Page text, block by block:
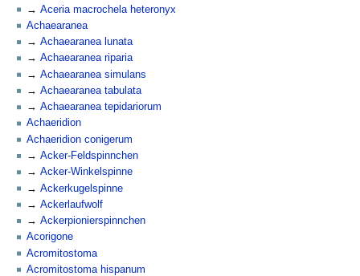
Aceria macrochela heteronyx
Achaearanea
Achaearanea lunata
Achaearanea riparia
Achaearanea simulans
Achaearanea tabulata
Achaearanea tepidariorum
Achaeridion
Achaeridion conigerum
Acker-Feldspinnchen
Acker-Winkelspinne
Ackerkugelspinne
Ackerlaufwolf
Ackerpionierspinnchen
Acorigone
Acromitostoma
Acromitostoma hispanum